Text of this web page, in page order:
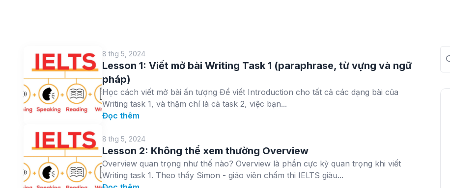
8 thg 5, 2024
Lesson 1: Viết mở bài Writing Task 1 (paraphrase, từ vựng và ngữ
pháp)
Học cách viết mở bài ấn tượng Để viết Introduction cho tất cả các dạng bài của
Writing task 1, và thậm chí là cả task 2, việc bạn...
Đọc thêm
8 thg 5, 2024
Lesson 2: Không thể xem thường Overview
Overview quan trọng như thế nào? Overview là phần cực kỳ quan trọng khi viết
Writing task 1. Theo thầy Simon - giáo viên chấm thi IELTS giàu...